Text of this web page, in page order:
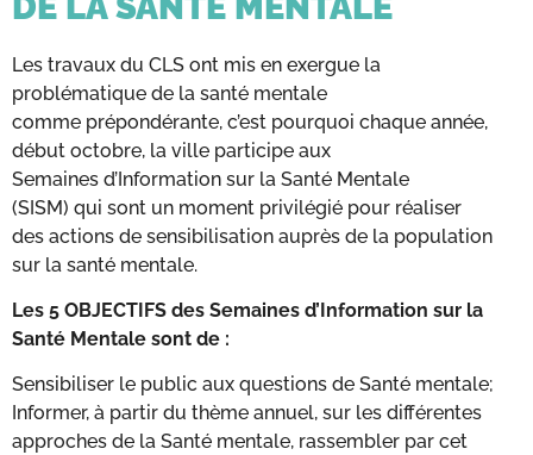
Les travaux du CLS ont mis en exergue la
problématique de la santé mentale
comme prépondérante, c’est pourquoi chaque année,
début octobre, la ville participe aux
Semaines d’Information sur la Santé Mentale
(SISM) qui sont un moment privilégié pour réaliser
des actions de sensibilisation auprès de la population
sur la santé mentale. ​
Les 5 OBJECTIFS des Semaines d’Information sur la
Santé Mentale sont de :
Sensibiliser le public aux questions de Santé mentale;​
Informer, à partir du thème annuel, sur les différentes
approches de la Santé mentale​, rassembler par cet